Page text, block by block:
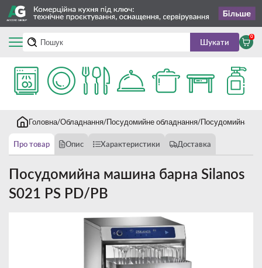
Шукати
0
Головна Обладнання Посудомийне обладнання Посудомийна
Про товар Опис Характеристики Доставка
Посудомийна машина барна Silanos
S021 PS PD/PB